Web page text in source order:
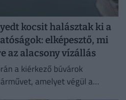
kocsit halásztak ki a
elképesztő, mi
az alacsony vízállás
a kiérkező búvárok
amelyet végül a